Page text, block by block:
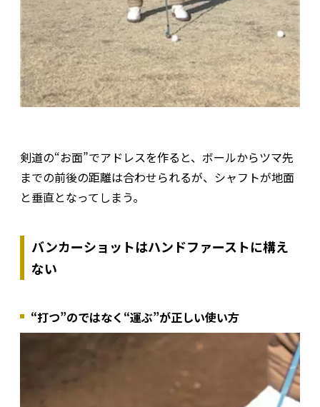
剣道の“お面”でアドレスを作ると、ボールからツマ先
までの前後の距離は合わせられるが、シャフトが地面
と垂直となってしまう。
バンカーショットはハンドファーストに構え
ない
“打つ”のではなく“運ぶ”が正しい使い方